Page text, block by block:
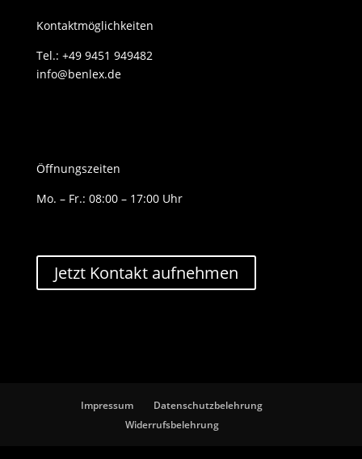
Kontaktmöglichkeiten
Tel.: +49 9451 949482
info@benlex.de
Öffnungszeiten
Mo. – Fr.: 08:00 – 17:00 Uhr
Jetzt Kontakt aufnehmen
Impressum
Datenschutzbelehrung
Widerrufsbelehrung